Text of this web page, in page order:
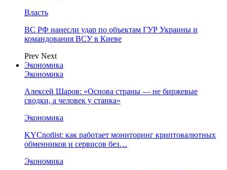
Власть
ВС РФ нанесли удар по объектам ГУР Украины и
командования ВСУ в Киеве
Prev Next
Экономика
Экономика
Алексей Шаров: «Основа страны — не биржевые
сводки, а человек у станка»
Экономика
KYCnotlist: как работает мониторинг криптовалютных
обменников и сервисов без…
Экономика